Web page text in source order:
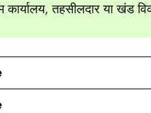
तहसीलदार या खंड